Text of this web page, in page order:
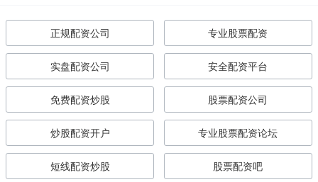
正规配资公司 专业股票配资
实盘配资公司 安全配资平台
免费配资炒股 股票配资公司
炒股配资开户 专业股票配资论坛
短线配资炒股 股票配资吧